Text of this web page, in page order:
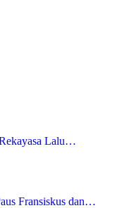
Lalu…
Fransiskus dan…